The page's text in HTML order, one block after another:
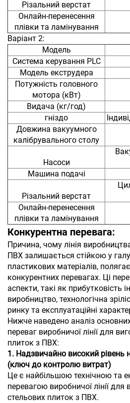
Різальний верстат
Онлайн-перенесення
плівки та ламінування
Варіант 2:
Модель
Система керування PLC
Модель екструдера
Потужність головного
мотора (кВт)
Видача (кг/год)
гніздо
Довжина вакуумного
калібрувального столу
Насоси
Машина подачі
Різальний верстат
Онлайн-перенесення
плівки та ламінування
Конкурентна перевага:
Причина, чому лінія
ПВХ залишається стійкою у
пластикових матеріалів,
конкурентних перевагах. Ці
аспекти, такі як прибутковість
виробництво, технологічна
ринку та експлуатаційні
Нижче наведено аналіз
переваг виробничої лінії для
плиток з ПВХ:
1. Надзвичайно високий
(ключ до контролю витрат)
Це є найбільшою технічною та
перевагою виробничої лінії для
стельових плиток з ПВХ.